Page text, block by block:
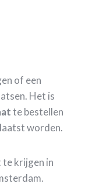
of een
Het is
te bestellen
worden.
krijgen in